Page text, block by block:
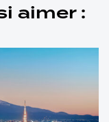
aimer :